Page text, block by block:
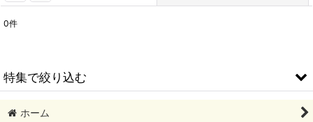
並び順:
0件
特集で絞り込む
2026/08 新譜
ホーム